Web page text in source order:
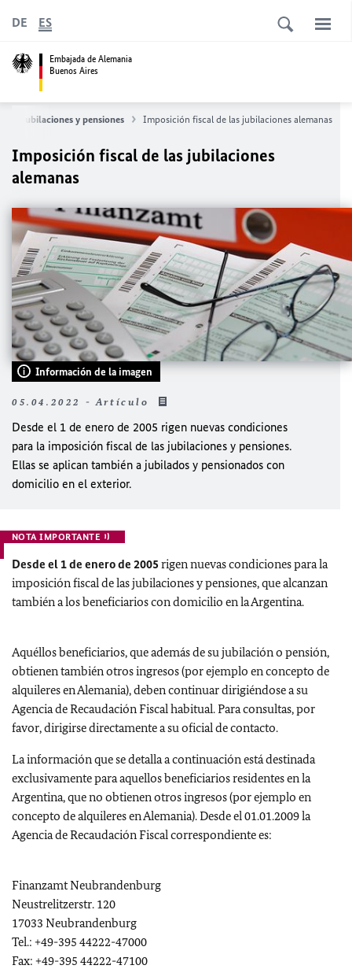
Embajada de Alemania
Buenos Aires
DE ES
Jubilaciones y pensiones Imposición fiscal de las jubilaciones alemanas
Imposición fiscal de las jubilaciones
alemanas
Información de la imagen
05.04.2022 - Artículo
Desde el 1 de enero de 2005 rigen nuevas condiciones
para la imposición fiscal de las jubilaciones y pensiones.
Ellas se aplican también a jubilados y pensionados con
domicilio en el exterior.
NOTA IMPORTANTE
Desde el 1 de enero de 2005 rigen nuevas condiciones para la
imposición fiscal de las jubilaciones y pensiones, que alcanzan
también a los beneficiarios con domicilio en la Argentina.
Aquéllos beneficiarios, que además de su jubilación o pensión,
obtienen también otros ingresos (por ejemplo en concepto de
alquileres en Alemania), deben continuar dirigiéndose a su
Agencia de Recaudación Fiscal habitual. Para consultas, por
favor, dirigirse directamente a su oficial de contacto.
La información que se detalla a continuación está destinada
exclusivamente para aquellos beneficiarios residentes en la
Argentina, que no obtienen otros ingresos (por ejemplo en
concepto de alquileres en Alemania). Desde el 01.01.2009 la
Agencia de Recaudación Fiscal correspondiente es:
Finanzamt Neubrandenburg
Neustrelitzerstr. 120
17033 Neubrandenburg
Tel.: +49-395 44222-47000
Fax: +49-395 44222-47100